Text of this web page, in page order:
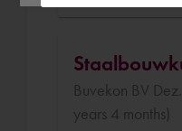
Buvekon BV
years 4 months)